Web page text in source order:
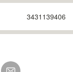
3431139406